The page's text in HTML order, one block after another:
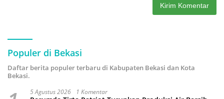
Populer di Bekasi
Daftar berita populer terbaru di Kabupaten Bekasi dan Kota
Bekasi.
5 Agustus 2026 1 Komentar